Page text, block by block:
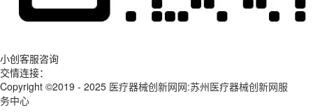
小创客服咨询
交情连接：
Copyright ©2019 - 2025 医疗器械创新网网:苏州医疗器械创新网服
务中心